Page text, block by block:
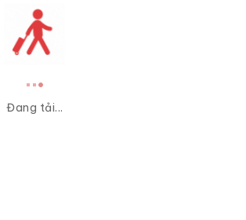
Đang tải...